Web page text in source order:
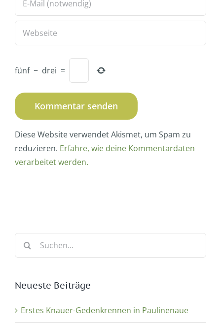
fünf − drei =
Diese Website verwendet Akismet, um Spam zu
reduzieren. Erfahre, wie deine Kommentardaten
verarbeitet werden.
Suche
nach:
Neueste Beiträge
Erstes Knauer-Gedenkrennen in Paulinenaue